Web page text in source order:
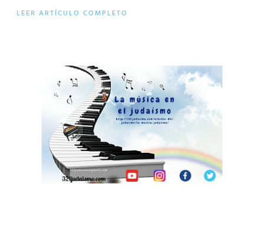
LEER ARTÍCULO COMPLETO